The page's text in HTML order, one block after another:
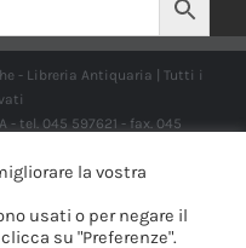
- Libreria Antiquaria | Tutti i
- tel. 045 597621 - fax. 045
la vostra
usati o per negare il
su "Preferenze".